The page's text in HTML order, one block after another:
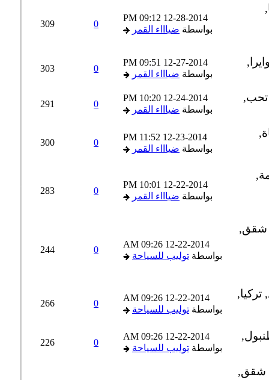
12-28-2014
09:12 PM
بواسطةضياااء القمر
309
12-27-2014
09:51 PM
بواسطةضياااء القمر
303
12-24-2014
10:20 PM
بواسطةضياااء القمر
291
12-23-2014
11:52 PM
بواسطةضياااء القمر
300
12-22-2014
10:01 PM
بواسطةضياااء القمر
283
12-22-2014
09:26 AM
بواسطةتوليب للسياحة
244
12-22-2014
09:26 AM
بواسطةتوليب للسياحة
266
12-22-2014
09:26 AM
بواسطةتوليب للسياحة
226